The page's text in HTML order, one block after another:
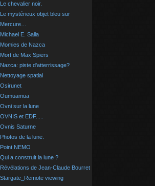
Le chevalier noir.
Le mystérieux objet bleu sur
Mercure…
Michael E. Salla
Momies de Nazca
Mort de Max Spiers
Nazca: piste d'atterrissage?
Nettoyage spatial
Osirunet
Oumuamua
Ovni sur la lune
OVNIS et EDF.....
Ovnis Saturne
Photos de la lune.
Point NEMO
Qui a construit la lune ?
Révélations de Jean-Claude Bourret
Stargate_Remote viewing